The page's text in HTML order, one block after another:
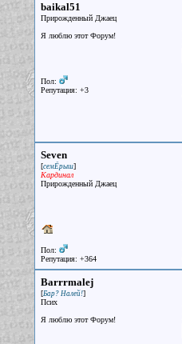
baikal51
Прирожденный Джаец
Я люблю этот Форум!
Пол:
Репутация: +3
Seven
[семЁрыш]
Кардинал
Прирожденный Джаец
Пол:
Репутация: +364
Barrrmalej
[Бар? Налей!]
Псих
Я люблю этот Форум!